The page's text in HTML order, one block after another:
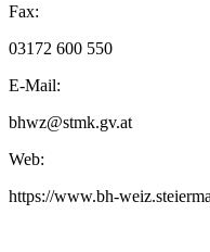
Fax:
03172 600 550
E-Mail:
bhwz@stmk.gv.at
Web:
https://www.bh-